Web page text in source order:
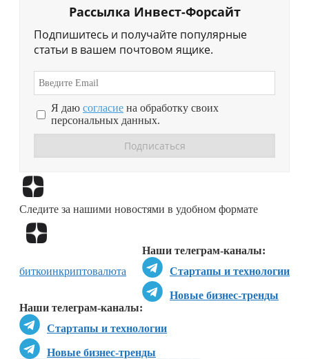
Рассылка Инвест-Форсайт
Подпишитесь и получайте популярные
статьи в вашем почтовом ящике.
Я даю согласие на обработку своих
персональных данных.
Следите за нашими новостями в удобном формате
Наши телеграм-каналы:
Стартапы и технологии
Новые бизнес-тренды
Наши телеграм-каналы:
Стартапы и технологии
Новые бизнес-тренды
биткоинкриптовалюта